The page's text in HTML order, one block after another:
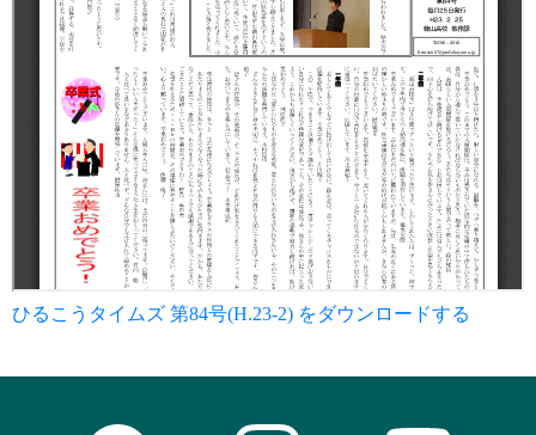
ひるこうタイムズ 第84号(H.23-2) をダウンロードする